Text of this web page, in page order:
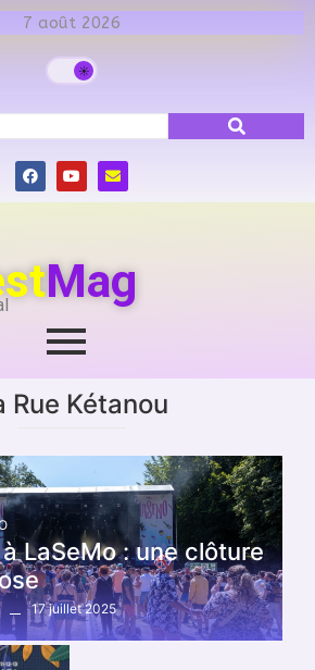
7 août 2026
Mag
Rue Kétanou
LaSeMo : une clôture
17 juillet 2025